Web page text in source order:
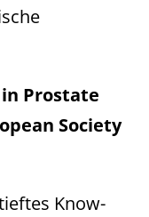
Prostate
Society
Know-